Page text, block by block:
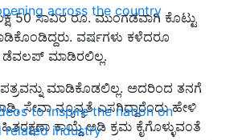
across the country
to inspire the nation on
related industry
50 ಸಾವಿರ ರೂ. ಮುಂಗಡವಾಗಿ ಕೊಟ್ಟು
ವರ್ಷಗಳು ಕಳೆದರೂ
ಡೆವಲಪ್ ಮಾಡಿರಲಿಲ್ಲ.
ಮಾಡಿಕೊಡಲಿಲ್ಲ. ಅದರಿಂದ ತನಗೆ
ಸೇವಾ ನ್ಯೂನ್ಯತೆ ಎಸಗಿದ್ದಾರೆಂದು ಹೇಳಿ
ಕಾಯ್ದೆ ಅಡಿ ಕ್ರಮ ಕೈಗೊಳ್ಳುವಂತೆ